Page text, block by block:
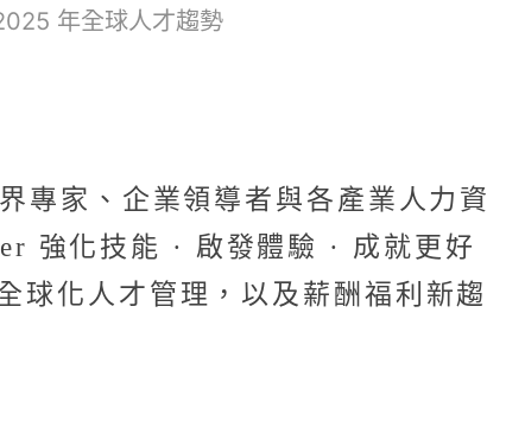
年全球人才趨勢
專家、企業領導者與各產業人力資
強化技能 · 啟發體驗 · 成就更好
球化人才管理，以及薪酬福利新趨